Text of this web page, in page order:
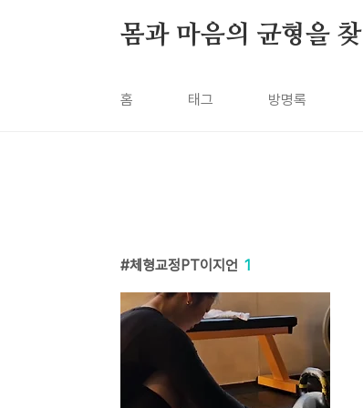
몸과 마음의 균형을
홈 태그 방명록
체형교정PT이지언 1